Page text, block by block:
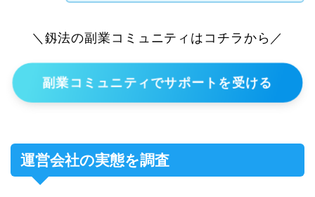
＼釼法の副業コミュニティはコチラから／
副業コミュニティでサポートを受ける
運営会社の実態を調査